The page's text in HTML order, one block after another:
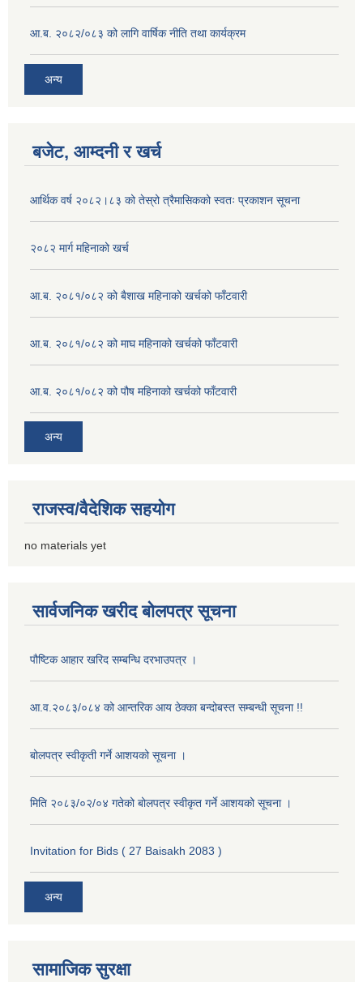
आ.ब. २०८२/०८३ को लागि वार्षिक नीति तथा कार्यक्रम
अन्य
बजेट, आम्दनी र खर्च
आर्थिक वर्ष २०८२।८३ को तेस्रो त्रैमासिकको स्वतः प्रकाशन सूचना
२०८२ मार्ग महिनाको खर्च
आ.ब. २०८१/०८२ को बैशाख महिनाको खर्चको फाँटवारी
आ.ब. २०८१/०८२ को माघ महिनाको खर्चको फाँटवारी
आ.ब. २०८१/०८२ को पौष महिनाको खर्चको फाँटवारी
अन्य
राजस्व/वैदेशिक सहयोग
no materials yet
सार्वजनिक खरीद बोलपत्र सूचना
पौष्टिक आहार खरिद सम्बन्धि दरभाउपत्र ।
आ.व.२०८३/०८४ को आन्तरिक आय ठेक्का बन्दोबस्त सम्बन्धी सूचना !!
बोलपत्र स्वीकृती गर्ने आशयको सूचना ।
मिति २०८३/०२/०४ गतेको बोलपत्र स्वीकृत गर्ने आशयको सूचना ।
Invitation for Bids ( 27 Baisakh 2083 )
अन्य
सामाजिक सुरक्षा